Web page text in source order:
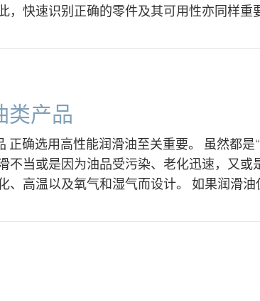
，快速识别正确的零件及其可用性亦同样重
类产品
正确选用高性能润滑油至关重要。 虽然都
不当或是因为油品受污染、老化迅速，又
、高温以及氧气和湿气而设计。 如果润滑